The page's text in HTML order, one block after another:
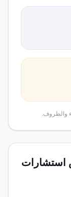
والظروف.
استشارات